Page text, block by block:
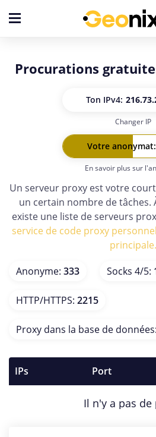
Procurations
Ton IPv4:
Ton IPv6:
Changer IP
Votre anonymat:
En savoir plus sur
Un serveur proxy est votre
un certain nombre de tâches.
existe une liste de serveurs
service de code proxy
principale.
Anonyme: 333 Socks 4/5:
HTTP/HTTPS: 2215
Proxy dans la base de données:
IPs Port
Il n'y a pas de